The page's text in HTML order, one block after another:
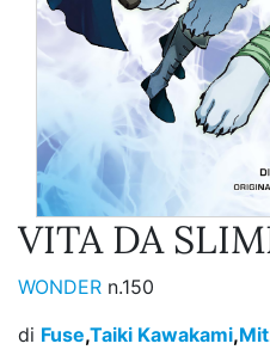
VITA DA
WONDER n.150
di Fuse,Taiki Kawakami,